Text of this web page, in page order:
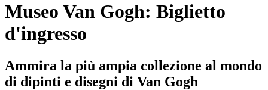
Museo Van Gogh: Biglietto
d'ingresso
Ammira la più ampia collezione al mondo
di dipinti e disegni di Van Gogh